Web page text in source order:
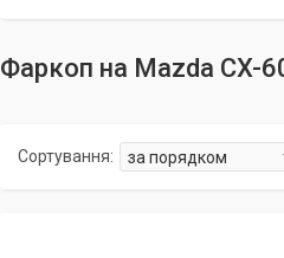
Фаркоп на Mazda CX-